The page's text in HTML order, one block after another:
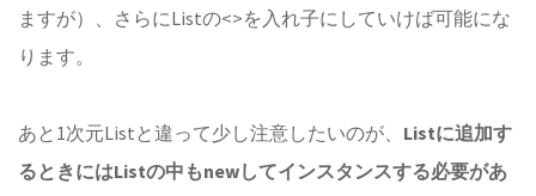
ますが）、さらにListの<>を入れ子にしていけば可能にな
ります。
あと1次元Listと違って少し注意したいのが、 Listに追加す
るときにはListの中もnewしてインスタンスする必要があ